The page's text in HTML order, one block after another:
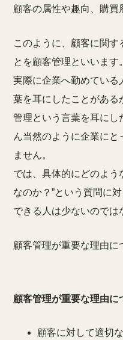
顧客の属性や趣向、購買
このように、顧客に関す
とを顧客管理といいます。
実際に企業へ勤めている
葉を耳にしたことがある
管理という言葉を耳にし
ん当然のように企業に
ません。
では、具体的にどのよう
なのか？”という質問に
できる人は少ないのでは
顧客管理が重要な理由に
顧客管理が重要な理由に
顧客に対して適切